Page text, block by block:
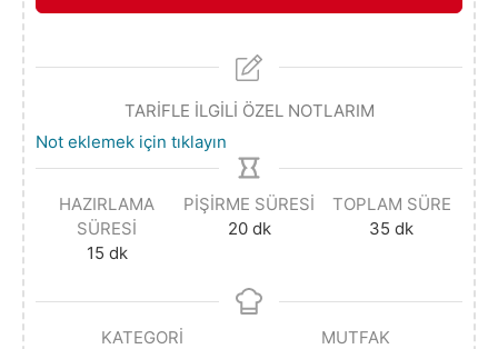
TARİFLE İLGİLİ ÖZEL NOTLARIM
Not eklemek için tıklayın
HAZIRLAMA
SÜRESI
15 dk
PIŞIRME SÜRESI
20 dk
TOPLAM SÜRE
35 dk
KATEGORI
MUTFAK